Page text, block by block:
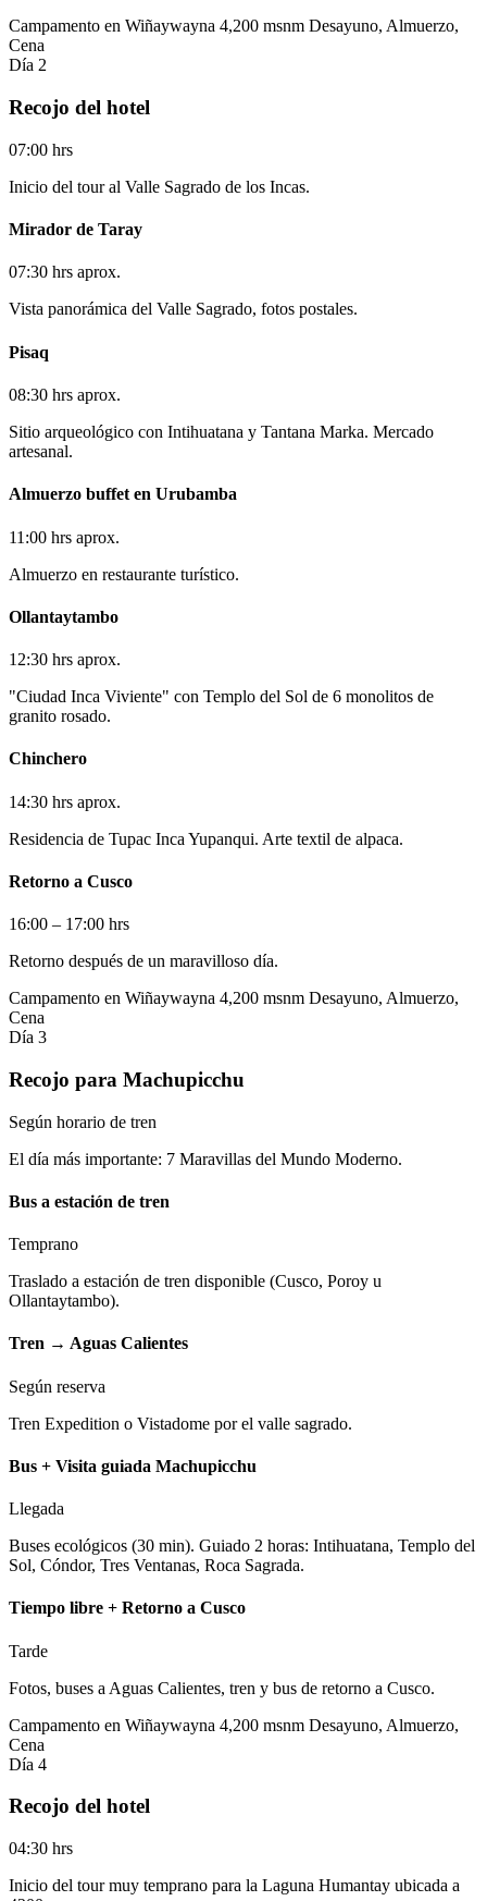
Campamento en Wiñaywayna 4,200 msnm Desayuno, Almuerzo,
Cena
Día 2
Recojo del hotel
07:00 hrs
Inicio del tour al Valle Sagrado de los Incas.
Mirador de Taray
07:30 hrs aprox.
Vista panorámica del Valle Sagrado, fotos postales.
Pisaq
08:30 hrs aprox.
Sitio arqueológico con Intihuatana y Tantana Marka. Mercado
artesanal.
Almuerzo buffet en Urubamba
11:00 hrs aprox.
Almuerzo en restaurante turístico.
Ollantaytambo
12:30 hrs aprox.
"Ciudad Inca Viviente" con Templo del Sol de 6 monolitos de
granito rosado.
Chinchero
14:30 hrs aprox.
Residencia de Tupac Inca Yupanqui. Arte textil de alpaca.
Retorno a Cusco
16:00 – 17:00 hrs
Retorno después de un maravilloso día.
Campamento en Wiñaywayna 4,200 msnm Desayuno, Almuerzo,
Cena
Día 3
Recojo para Machupicchu
Según horario de tren
El día más importante: 7 Maravillas del Mundo Moderno.
Bus a estación de tren
Temprano
Traslado a estación de tren disponible (Cusco, Poroy u
Ollantaytambo).
Tren → Aguas Calientes
Según reserva
Tren Expedition o Vistadome por el valle sagrado.
Bus + Visita guiada Machupicchu
Llegada
Buses ecológicos (30 min). Guiado 2 horas: Intihuatana, Templo del
Sol, Cóndor, Tres Ventanas, Roca Sagrada.
Tiempo libre + Retorno a Cusco
Tarde
Fotos, buses a Aguas Calientes, tren y bus de retorno a Cusco.
Campamento en Wiñaywayna 4,200 msnm Desayuno, Almuerzo,
Cena
Día 4
Recojo del hotel
04:30 hrs
Inicio del tour muy temprano para la Laguna Humantay ubicada a